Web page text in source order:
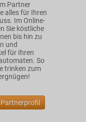
Partner
alles für Ihren
Im Online-
Sie köstliche
bis hin zu
und
für Ihren
So
trinken zum